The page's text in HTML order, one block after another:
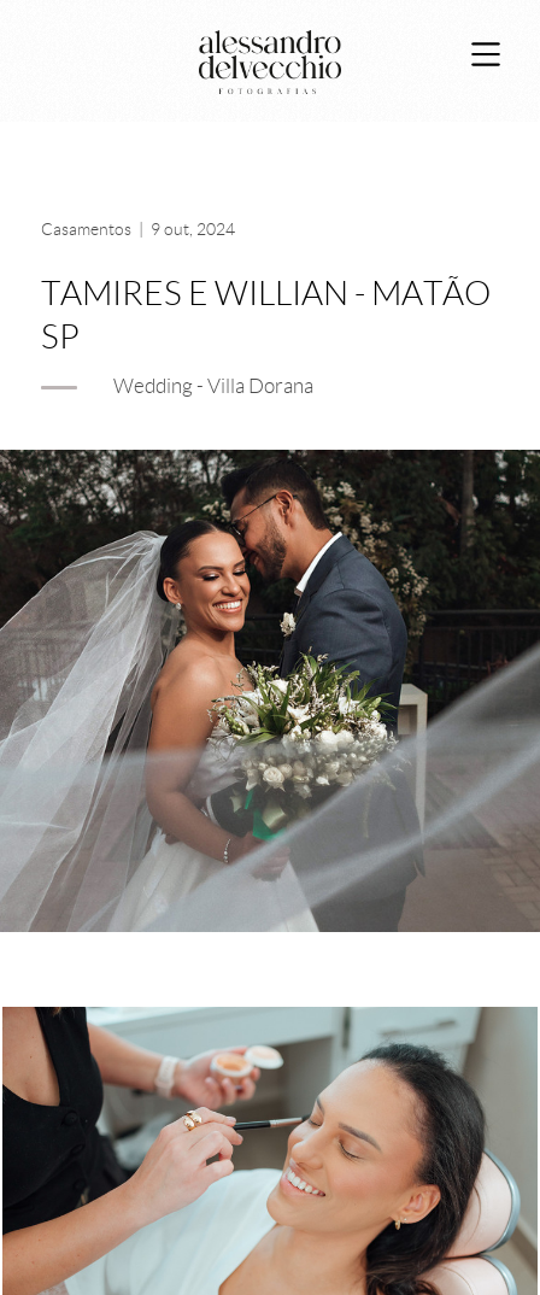
Casamentos| 9 out, 2024
TAMIRES E WILLIAN - MATÃO
SP
Wedding - Villa Dorana